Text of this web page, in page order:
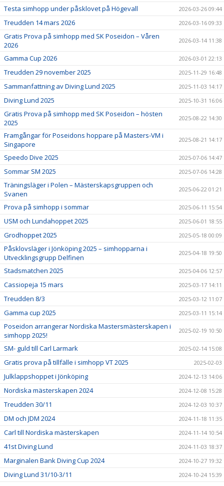
Testa simhopp under påsklovet på Högevall 2026-03-26 09:44
Treudden 14 mars 2026 2026-03-16 09:33
Gratis Prova på simhopp med SK Poseidon – Våren
2026
2026-03-14 11:38
Gamma Cup 2026 2026-03-01 22:13
Treudden 29 november 2025 2025-11-29 16:48
Sammanfattning av Diving Lund 2025 2025-11-03 14:17
Diving Lund 2025 2025-10-31 16:06
Gratis Prova på simhopp med SK Poseidon – hösten
2025
2025-08-22 14:30
Framgångar för Poseidons hoppare på Masters-VM i
Singapore
2025-08-21 14:17
Speedo Dive 2025 2025-07-06 14:47
Sommar SM 2025 2025-07-06 14:28
Träningsläger i Polen – Mästerskapsgruppen och
Svanen
2025-06-22 01:21
Prova på simhopp i sommar 2025-06-11 15:54
USM och Lundahoppet 2025 2025-06-01 18:55
Grodhoppet 2025 2025-05-18 00:09
Påsklovsläger i Jönköping 2025 – simhopparna i
Utvecklingsgrupp Delfinen
2025-04-18 19:50
Stadsmatchen 2025 2025-04-06 12:57
Cassiopeja 15 mars 2025-03-17 14:11
Treudden 8/3 2025-03-12 11:07
Gamma cup 2025 2025-03-11 15:14
Poseidon arrangerar Nordiska Mastersmästerskapen i
simhopp 2025!
2025-02-19 10:50
SM- guld till Carl Larmark 2025-02-14 15:08
Gratis prova på tillfälle i simhopp VT 2025 2025-02-03
Julklappshoppet i Jönköping 2024-12-13 14:06
Nordiska mästerskapen 2024 2024-12-08 15:28
Treudden 30/11 2024-12-03 10:37
DM och JDM 2024 2024-11-18 11:35
Carl till Nordiska mästerskapen 2024-11-14 10:54
41st Diving Lund 2024-11-03 18:37
Marginalen Bank Diving Cup 2024 2024-10-27 19:32
Diving Lund 31/10-3/11 2024-10-24 15:39